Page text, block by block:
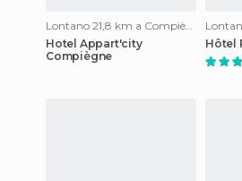
Hotel Appart'city
Compiègne
Hôtel